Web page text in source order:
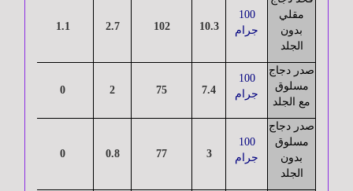
التنفسي
مقلي
بدون
الجلد
100
جرام
10.3
102
2.7
1.1
صدر دجاج
مسلوق
مع الجلد
100
جرام
7.4
75
2
0
صدر دجاج
مسلوق
بدون
الجلد
100
جرام
3
77
0.8
0